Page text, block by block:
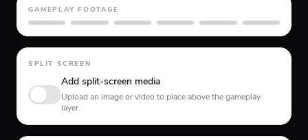
GAMEPLAY FOOTAGE
GTA 5 Minecraft Planet CoasterRoblox Skate Subway Surfer
SPLIT SCREEN
Add split-screen media
Upload an image or video to place above the gameplay
layer.